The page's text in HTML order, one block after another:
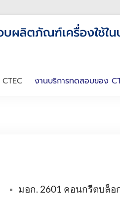
งานบริการทดสอบของ
มอก. 2601 คอนกรีตบล็อ